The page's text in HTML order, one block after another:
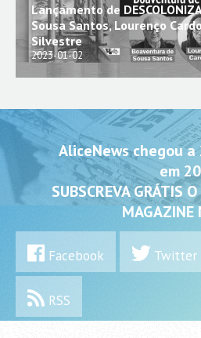
Lançamento de
Sousa Santos, Lourenço
Silvestre
2023-01-02
AliceNews chegou
em
SUBSCREVA GRÁTIS
MAGAZINE
Facebook Twitter
RSS